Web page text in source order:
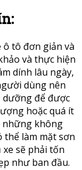
ô tô đơn giản và
và thực hiện
dính lâu ngày,
dùng nên
dưỡng để được
hoặc quá ít
những không
thể làm mặt sơn
sẽ phải tốn
như ban đầu.